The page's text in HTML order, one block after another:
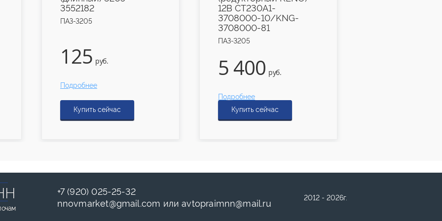
3552182
ПАЗ-3205
125 руб.
Подробнее
Купить сейчас
12В СТ230А1-
3708000-10/KNG-
3708000-81
ПАЗ-3205
5 400 руб.
Подробнее
Купить сейчас
+7 (920) 025-25-32
nnovmarket@gmail.com илиavtopraimnn@mail.ru
2012 - 2026г.